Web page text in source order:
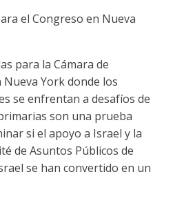
el Congreso en Nueva
para la Cámara de
York donde los
se enfrentan a desafíos de
son una prueba
si el apoyo a Israel y la
de Asuntos Públicos de
se han convertido en un